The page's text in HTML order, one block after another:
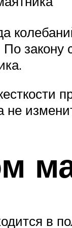
за­ко­ну
не
в